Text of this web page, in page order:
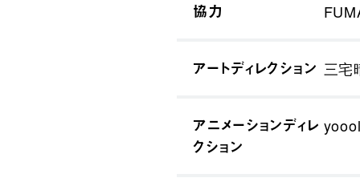
協力
アートディレクション 三宅
アニメーションディレ
クション